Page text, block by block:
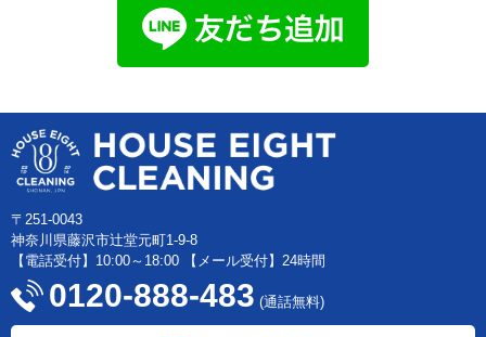
〒251-0043
神奈川県藤沢市辻堂元町1-9-8
【電話受付】10:00～18:00 【メール受付】24時間
0120-888-483 (通話無料)